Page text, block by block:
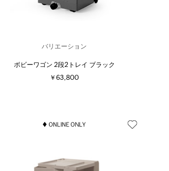
バリエーション
ボビーワゴン 2段2トレイ ブラック
￥63,800